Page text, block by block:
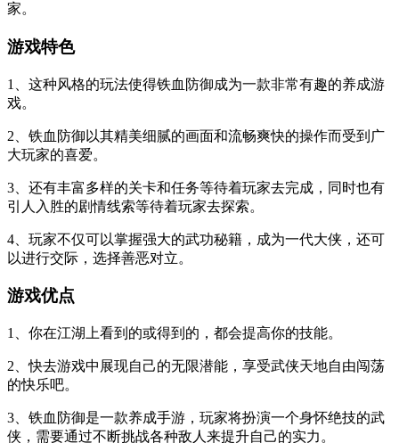
家。
游戏特色
1、这种风格的玩法使得铁血防御成为一款非常有趣的养成游
戏。
2、铁血防御以其精美细腻的画面和流畅爽快的操作而受到广
大玩家的喜爱。
3、还有丰富多样的关卡和任务等待着玩家去完成，同时也有
引人入胜的剧情线索等待着玩家去探索。
4、玩家不仅可以掌握强大的武功秘籍，成为一代大侠，还可
以进行交际，选择善恶对立。
游戏优点
1、你在江湖上看到的或得到的，都会提高你的技能。
2、快去游戏中展现自己的无限潜能，享受武侠天地自由闯荡
的快乐吧。
3、铁血防御是一款养成手游，玩家将扮演一个身怀绝技的武
侠，需要通过不断挑战各种敌人来提升自己的实力。